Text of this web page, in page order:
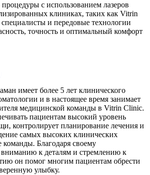
с использованием лазеров
клиниках, таких как Vitrin
и передовые технологии
точность и оптимальный комфорт
имеет более 5 лет клинического
и в настоящее время занимает
медицинской команды в Vitrin Clinic.
пациентам высокий уровень
контролирует планирование лечения и
самых высоких клинических
команды. Благодаря своему
вниманию к деталям и стремлению к
он помог многим пациентам обрести
улыбку.